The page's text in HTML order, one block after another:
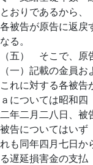
とおりであるから、
各被告が原告に返戻
なる。
（五） そこで、原
（一）記載の金員お
これに対する各被告
ａについては昭和四
二年二月二八日、被
被告についてはいず
れも同年四月七日か
る遅延損害金の支払